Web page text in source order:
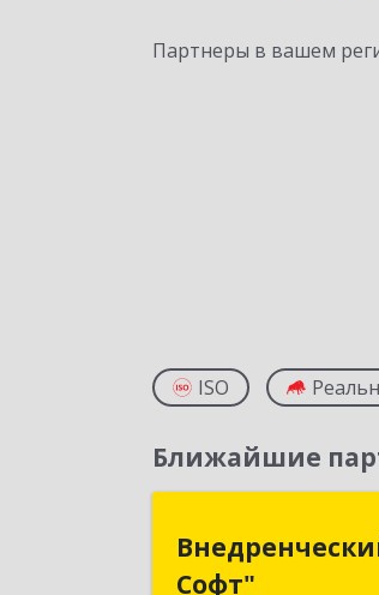
Партнеры в вашем
ISO
Ближайшие
Софт"